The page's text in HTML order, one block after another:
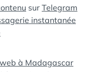
sur Telegram
instantanée
à Madagascar